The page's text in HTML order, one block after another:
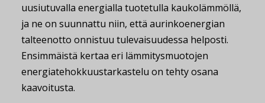
uusiutuvalla energialla tuotetulla kaukolämmöllä,
ja ne on suunnattu niin, että aurinkoenergian
talteenotto onnistuu tulevaisuudessa helposti.
Ensimmäistä kertaa eri lämmitysmuotojen
energiatehokkuustarkastelu on tehty osana
kaavoitusta.